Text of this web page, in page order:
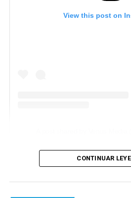
View this post on
CONTINUAR